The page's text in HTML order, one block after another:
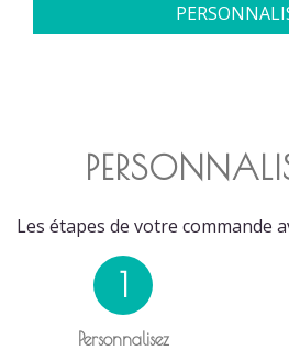
Les étapes de votre commande
1
Personnalisez